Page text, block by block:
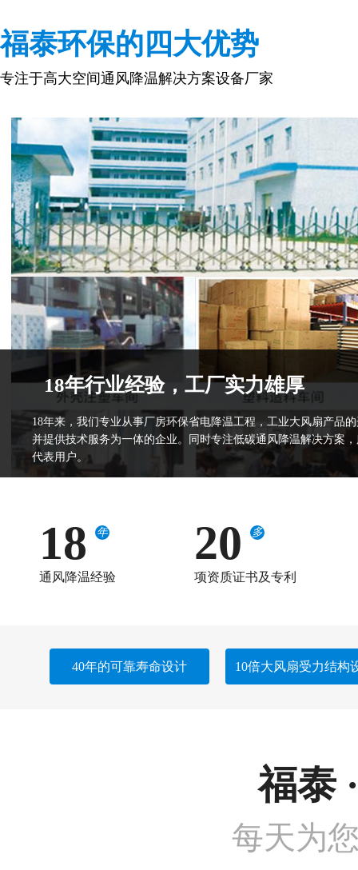
福泰环保的四大优势
专注于高大空间通风降温解决方案设备厂家
18年行业经验，工厂实力雄厚
18年来，我们专业从事厂房环保省电降温工程，工业大风扇产品
并提供技术服务为一体的企业。同时专注低碳通风降温解决方案
代表用户。
18 年
通风降温经验
20 多
项资质证书及专利
40年的可靠寿命设计 10倍大风扇受力结构
福泰
每天为